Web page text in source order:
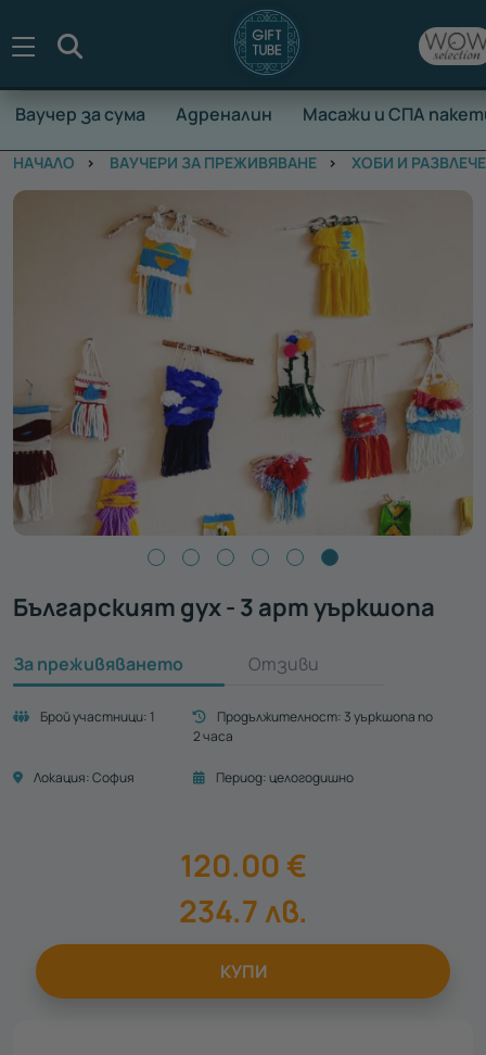
Ваучер за сума Адреналин Масажи и СПА
НАЧАЛО ВАУЧЕРИ ЗА ПРЕЖИВЯВАНЕ ХОБИ И
Българският дух - 3 арт уъркшопа
За преживяването Отзиви
Брой участници: 1 Продължителност:3 уъркшопа по
2 часа
Локация:София Период:целогодишно
120.00 €
234.7лв.
КУПИ